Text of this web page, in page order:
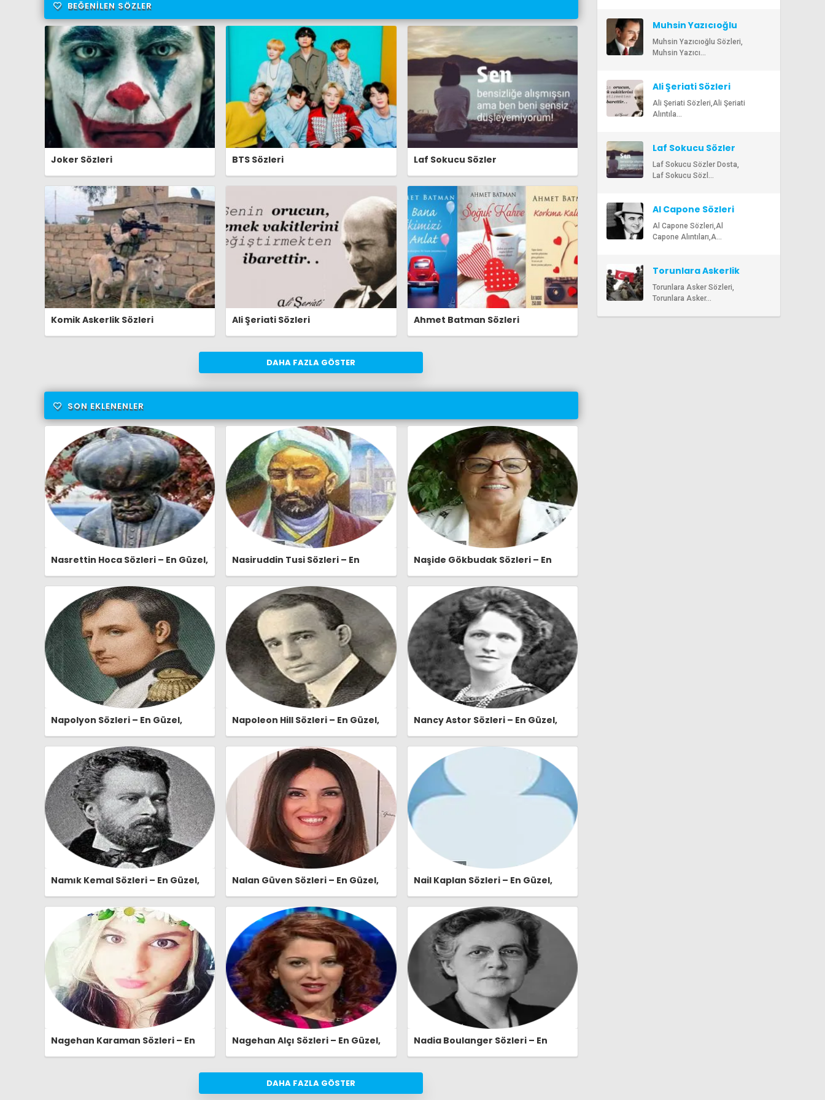
BEĞENILEN SÖZLER
Joker Sözleri BTS Sözleri Laf Sokucu Sözler
Komik Askerlik Sözleri Ali Şeriati Sözleri Ahmet Batman Sözleri
DAHA FAZLA GÖSTER
SON EKLENENLER
Nasrettin Hoca Sözleri – En Güzel,
Ozlusozler.com
Nasiruddin Tusi Sözleri – En
Ozlusozler.com
Naşide Gökbudak Sözleri – En
Ozlusozler.com
Napolyon Sözleri – En Güzel,
Napoleon Hill Sözleri – En Güzel,
Nancy Astor Sözleri – En Güzel,
Namık Kemal Sözleri – En Güzel,
Nalan Güven Sözleri – En Güzel,
Nail Kaplan Sözleri – En Güzel,
Nagehan Karaman Sözleri – En
Nagehan Alçı Sözleri – En Güzel,
Nadia Boulanger Sözleri – En
Ozlusozler.com
DAHA FAZLA GÖSTER
Muhsin Yazıcıoğlu
Sözleri
Muhsin Yazıcıoğlu Sözleri,
Muhsin Yazıcı...
Ali Şeriati Sözleri
Ali Şeriati Sözleri,Ali Şeriati
Alıntıla...
Laf Sokucu Sözler
Laf Sokucu Sözler Dosta,
Laf Sokucu Sözl...
Al Capone Sözleri
Al Capone Sözleri,Al
Capone Alıntıları,A...
Torunlara Askerlik
Sözleri
Torunlara Asker Sözleri,
Torunlara Asker...